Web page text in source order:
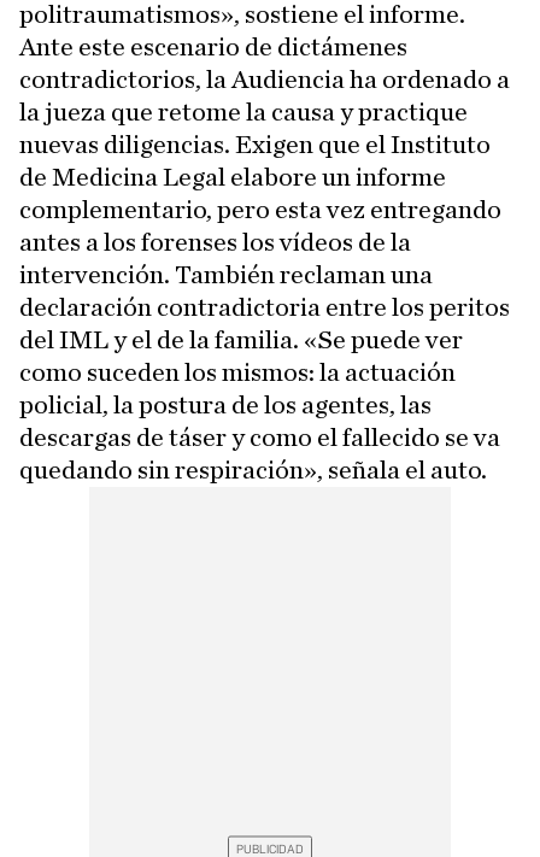
politraumatismos», sostiene el informe.
Ante este escenario de dictámenes
contradictorios, la Audiencia ha ordenado a
la jueza que retome la causa y practique
nuevas diligencias. Exigen que el Instituto
de Medicina Legal elabore un informe
complementario, pero esta vez entregando
antes a los forenses los vídeos de la
intervención. También reclaman una
declaración contradictoria entre los peritos
del IML y el de la familia. «Se puede ver
como suceden los mismos: la actuación
policial, la postura de los agentes, las
descargas de táser y como el fallecido se va
quedando sin respiración», señala el auto.